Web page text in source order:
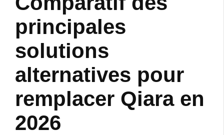
principales
solutions
alternatives pour
remplacer Qiara en
2026